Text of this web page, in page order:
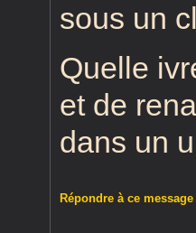
sous un
Quelle
et de
dans un
Répondre à ce message